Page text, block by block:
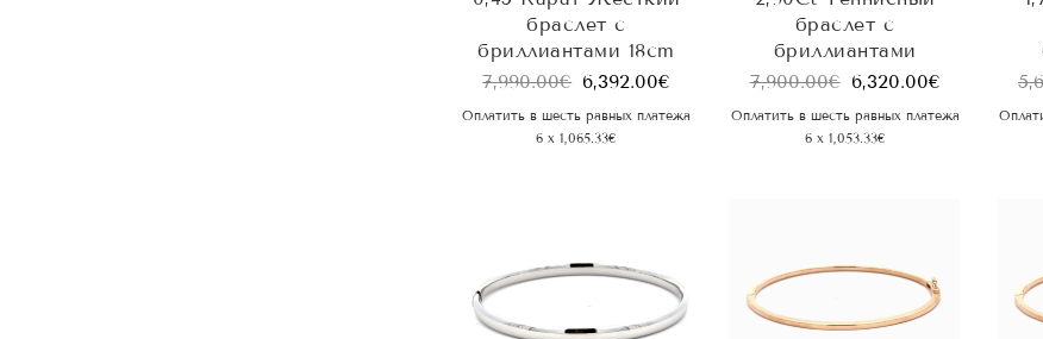
браслет с
бриллиантами 18cm
7,990.00€ 6,392.00€
Оплатить в шесть равных платежа
6 x 1,065.33€
браслет с
бриллиантами
7,900.00€ 6,320.00€
Оплатить в шесть равных платежа
6 x 1,053.33€